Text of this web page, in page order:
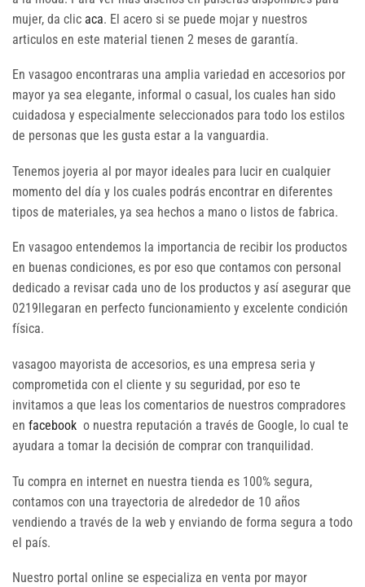
mujer, da clic aca. El acero si se puede mojar y nuestros
articulos en este material tienen 2 meses de garantía.
En vasagoo encontraras una amplia variedad en accesorios por
mayor ya sea elegante, informal o casual, los cuales han sido
cuidadosa y especialmente seleccionados para todo los estilos
de personas que les gusta estar a la vanguardia.
Tenemos joyeria al por mayor ideales para lucir en cualquier
momento del día y los cuales podrás encontrar en diferentes
tipos de materiales, ya sea hechos a mano o listos de fabrica.
En vasagoo entendemos la importancia de recibir los productos
en buenas condiciones, es por eso que contamos con personal
dedicado a revisar cada uno de los productos y así asegurar que
0219llegaran en perfecto funcionamiento y excelente condición
física.
vasagoo mayorista de accesorios, es una empresa seria y
comprometida con el cliente y su seguridad, por eso te
invitamos a que leas los comentarios de nuestros compradores
en facebook o nuestra reputación a través de Google, lo cual te
ayudara a tomar la decisión de comprar con tranquilidad.
Tu compra en internet en nuestra tienda es 100% segura,
contamos con una trayectoria de alrededor de 10 años
vendiendo a través de la web y enviando de forma segura a todo
el país.
Nuestro portal online se especializa en venta por mayor